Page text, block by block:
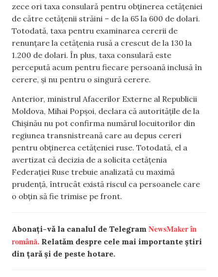
zece ori taxa consulară pentru obținerea cetățeniei
de către cetățenii străini – de la 65 la 600 de dolari.
Totodată, taxa pentru examinarea cererii de
renunțare la cetățenia rusă a crescut de la 130 la
1.200 de dolari. În plus, taxa consulară este
percepută acum pentru fiecare persoană inclusă în
cerere, și nu pentru o singură cerere.
Anterior, ministrul Afacerilor Externe al Republicii
Moldova, Mihai Popșoi, declara că autoritățile de la
Chișinău nu pot confirma numărul locuitorilor din
regiunea transnistreană care au depus cereri
pentru obținerea cetățeniei ruse. Totodată, el a
avertizat că decizia de a solicita cetățenia
Federației Ruse trebuie analizată cu maximă
prudență, întrucât există riscul ca persoanele care
o obțin să fie trimise pe front.
Abonați-vă la canalul de Telegram NewsMaker în
română. Relatăm despre cele mai importante știri
din țară și de peste hotare.